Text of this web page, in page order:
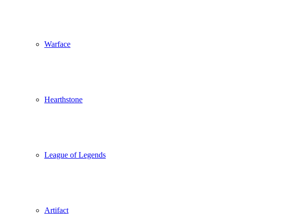
Warface
Hearthstone
League of Legends
Artifact